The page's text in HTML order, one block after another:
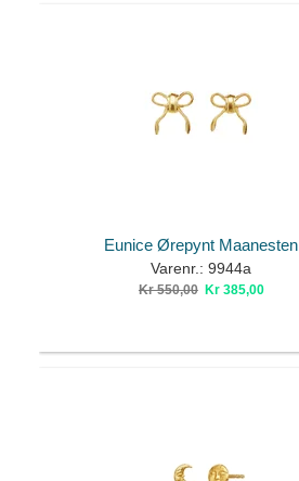
Eunice Ørepynt Maanesten
Varenr.: 9944a
Kr 550,00 Kr 385,00